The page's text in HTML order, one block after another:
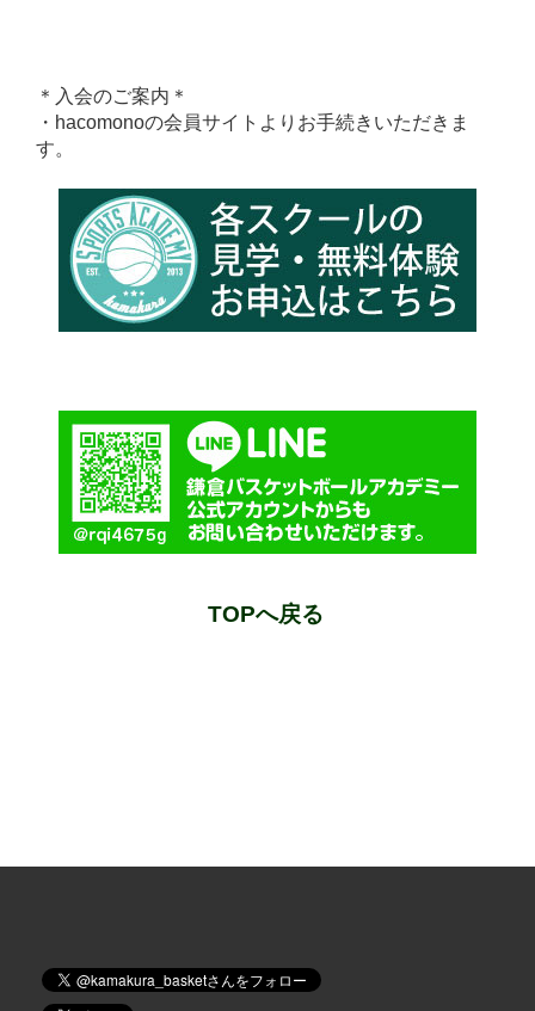
＊入会のご案内＊
・hacomonoの会員サイトよりお手続きいただきま
す。
TOPへ戻る